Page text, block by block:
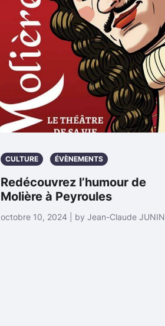
CULTURE ÉVÈNEMENTS
Redécouvrez l’humour de
Molière à Peyroules
octobre 10, 2024 | by Jean-Claude JUNIN